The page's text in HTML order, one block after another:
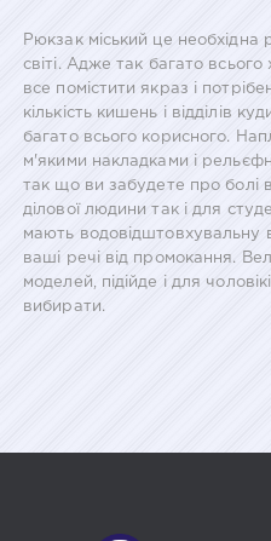
Рюкзак міський це необхідна
світі. Адже так багато
все помістити якраз і
кількість кишень і відділів
багато всього корисного.
м'якими накладками і
так що ви забудете про болі
ділової людини так і для
мають водовідштовхувальну
ваші речі від промокання.
моделей, підійде і для
вибирати.